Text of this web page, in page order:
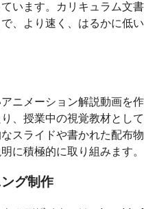
います。カリキュラム文書
、より速く、はるかに低い
ニメーション解説動画を作
、授業中の視覚教材として
スライドや書かれた配布物
に積極的に取り組みます。
グ制作